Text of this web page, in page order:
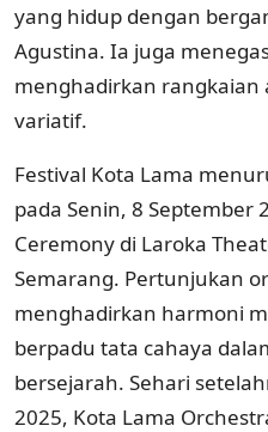
yang hidup dengan
Agustina. Ia juga
menghadirkan rangkaian
variatif.
Festival Kota Lama
pada Senin, 8 September
Ceremony di Laroka
Semarang. Pertunjukan
menghadirkan harmoni
berpadu tata cahaya
bersejarah. Sehari
2025, Kota Lama